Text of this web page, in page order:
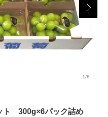
1/8
ト 300g×6パック詰め